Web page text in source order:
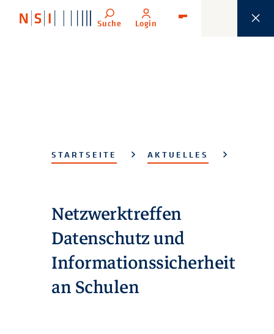
Suche Login
STARTSEITE AKTUELLES
Netzwerktreffen
Datenschutz und
Informationssicherheit
an Schulen